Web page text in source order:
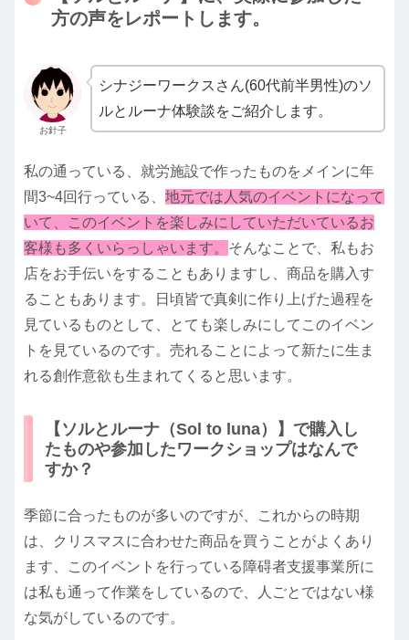
方の声をレポートします。
お針子
シナジーワークスさん(60代前半男性)のソ
ルとルーナ体験談をご紹介します。
私の通っている、就労施設で作ったものをメインに年
間3~4回行っている、 地元では人気のイベントになって
いて、このイベントを楽しみにしていただいているお
客様も多くいらっしゃいます。 そんなことで、私もお
店をお手伝いをすることもありますし、商品を購入す
ることもあります。日頃皆で真剣に作り上げた過程を
見ているものとして、とても楽しみにしてこのイベン
トを見ているのです。売れることによって新たに生ま
れる創作意欲も生まれてくると思います。
【ソルとルーナ（Sol to luna）】で購入し
たものや参加したワークショップはなんで
すか？
季節に合ったものが多いのですが、これからの時期
は、クリスマスに合わせた商品を買うことがよくあり
ます、このイベントを行っている障碍者支援事業所に
は私も通って作業をしているので、人ごとではない様
な気がしているのです。